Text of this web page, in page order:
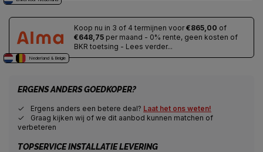
Nederland & Belgie
Koop nu in 3 of 4 termijnen voor €865,00 of
€648,75 per maand - 0% rente, geen kosten of
BKR toetsing - Lees verder...
ERGENS ANDERS GOEDKOPER?
Ergens anders een betere deal? Laat het ons weten!
Graag kijken wij of we dit aanbod kunnen matchen of
verbeteren
TOPSERVICE INSTALLATIE LEVERING